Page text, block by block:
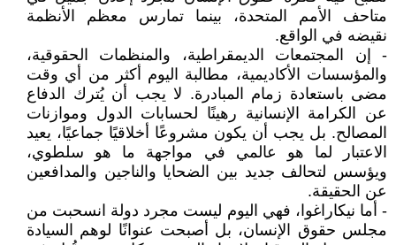
متاحف الأمم المتحدة، بينما تمارس معظم الأنظمة
نقيضه في الواقع.
- إن المجتمعات الديمقراطية، والمنظمات الحقوقية،
والمؤسسات الأكاديمية، مطالبة اليوم أكثر من أي وقت
مضى باستعادة زمام المبادرة. لا يجب أن يُترك الدفاع
عن الكرامة الإنسانية رهينًا لحسابات الدول وموازنات
المصالح. بل يجب أن يكون مشروعًا أخلاقيًا جماعيًا، يعيد
الاعتبار لما هو عالمي في مواجهة ما هو سلطوي،
ويؤسس لتحالف جديد بين الضحايا والناجين والمدافعين
عن الحقيقة.
- أما نيكاراغوا، فهي اليوم ليست مجرد دولة انسحبت من
مجلس حقوق الإنسان، بل أصبحت عنوانًا لوهم السيادة